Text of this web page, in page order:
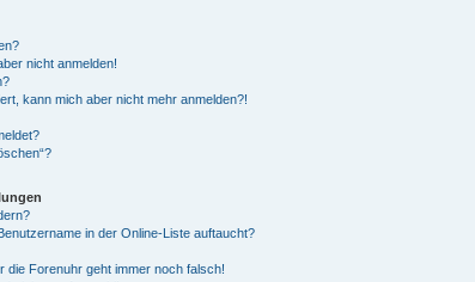
nicht anmelden!
kann mich aber nicht mehr anmelden?!
in der Online-Liste auftaucht?
die Forenuhr geht immer noch falsch!